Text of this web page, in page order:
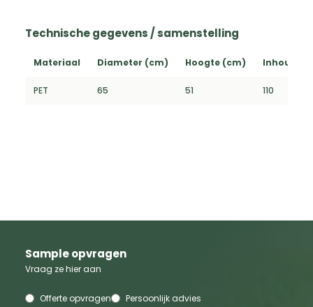
Technische gegevens / samenstelling
Materiaal Diameter (cm) Hoogte (cm) Inhoud (L)
PET 65 51 110
Sample opvragen
Vraag ze hier aan
Offerte opvragen Persoonlijk advies